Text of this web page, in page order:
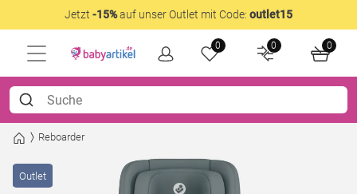
Jetzt -15%auf unser Outlet mit Code: outlet15
0 0 0
Reboarder
Outlet